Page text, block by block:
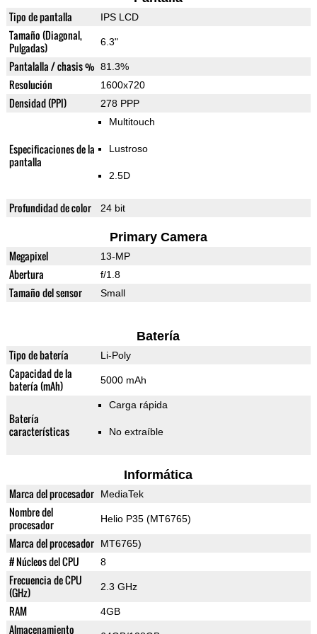
Tipo de pantalla IPS LCD
Tamaño (Diagonal,
Pulgadas)
6.3"
Pantalalla / chasis % 81.3%
Resolución 1600x720
Densidad (PPI) 278 PPP
Especificaciones de la
pantalla
Multitouch
Lustroso
2.5D
Profundidad de color 24 bit
Primary Camera
Megapixel 13-MP
Abertura f/1.8
Tamaño del sensor Small
Batería
Tipo de batería Li-Poly
Capacidad de la
batería (mAh)
5000 mAh
Batería
características
Carga rápida
No extraíble
Informática
Marca del procesador MediaTek
Nombre del
procesador
Helio P35 (MT6765)
Marca del procesador MT6765)
# Núcleos del CPU 8
Frecuencia de CPU
(GHz)
2.3 GHz
RAM 4GB
Almacenamiento